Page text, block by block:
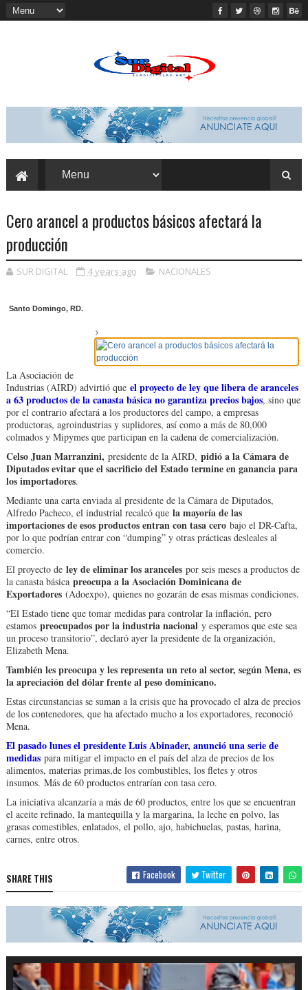
Cero arancel a productos básicos afectará la
producción
SUR DIGITAL 4 years ago NACIONALES
Santo Domingo, RD.
La Asociación de
Industrias (AIRD) advirtió queel proyecto de ley que libera de aranceles
a 63 productos de la canasta básica no garantiza precios bajos, sino que
por el contrario afectará a los productores del campo, a empresas
productoras, agroindustrias y suplidores, así como a más de 80,000
colmados y Mipymes que participan en la cadena de comercialización.
Celso Juan Marranzini, presidente de la AIRD, pidió a la Cámara de
Diputados evitar que el sacrificio del Estado termine en ganancia para
los importadores.
Mediante una carta enviada al presidente de la Cámara de Diputados,
Alfredo Pacheco, el industrial recalcó quela mayoría de las
importaciones de esos productos entran con tasa cerobajo el DR-Cafta,
por lo que podrían entrar con “dumping” y otras prácticas desleales al
comercio.
El proyecto de ley de eliminar los arancelespor seis meses a productos de
la canasta básica preocupa a la Asociación Dominicana de
Exportadores (Adoexpo), quienes no gozarán de esas mismas condiciones.
“El Estado tiene que tomar medidas para controlar la inflación, pero
estamos preocupados por la industria nacional y esperamos que este sea
un proceso transitorio”, declaró ayer la presidente de la organización,
Elizabeth Mena.
También les preocupa y les representa un reto al sector, según Mena, es
la apreciación del dólar frente al peso dominicano.
Estas circunstancias se suman a la crisis que ha provocado el alza de precios
de los contenedores, que ha afectado mucho a los exportadores, reconoció
Mena.
El pasado lunes el presidente Luis Abinader, anunció una serie de
medidas para mitigar el impacto en el país del alza de precios de los
alimentos, materias primas,de los combustibles, los fletes y otros
insumos. Más de 60 productos entrarían con tasa cero.
La iniciativa alcanzaría a más de 60 productos, entre los que se encuentran
el aceite refinado, la mantequilla y la margarina, la leche en polvo, las
grasas comestibles, enlatados, el pollo, ajo, habichuelas, pastas, harina,
carnes, entre otros.
SHARE THIS Facebook Twitter